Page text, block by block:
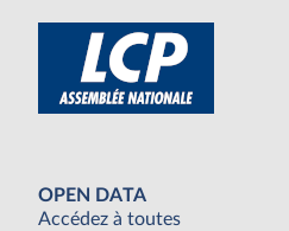
OPEN DATA
Accédez à toutes